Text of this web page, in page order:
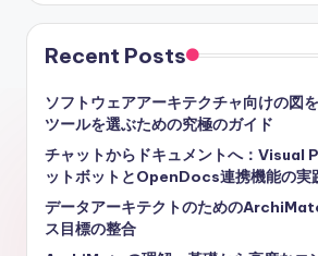
Recent Posts
ソフトウェアアーキテクチャ向けの図
ツールを選ぶための究極のガイド
チャットからドキュメントへ：Visual
ットボットとOpenDocs連携機能の実
データアーキテクトのための
ス目標の整合